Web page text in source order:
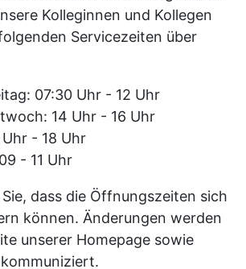
Kolleginnen und Kollegen
Servicezeiten über
07:30 Uhr - 12 Uhr
14 Uhr - 16 Uhr
- 18 Uhr
- 11 Uhr
dass die Öffnungszeiten sich
können. Änderungen werden
unserer Homepage sowie
kommuniziert.